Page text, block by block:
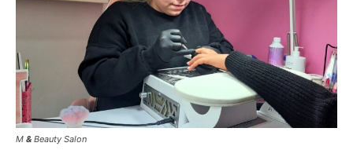
M & Beauty Salon